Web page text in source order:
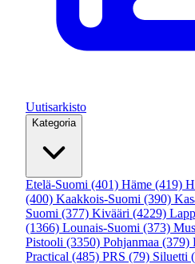
Uutisarkisto
Kategoria
Etelä-Suomi (401) Häme (419)
(400) Kaakkois-Suomi (390)
Suomi (377) Kivääri (4229)
(1366) Lounais-Suomi (373)
Pistooli (3350) Pohjanmaa (379)
Practical (485) PRS (79) Siluetti